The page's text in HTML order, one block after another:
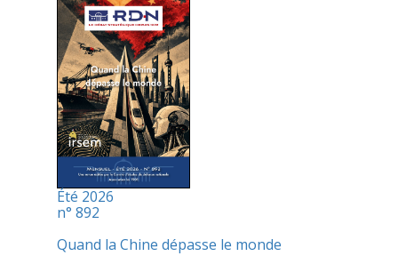
Été 2026
n° 892
Quand la Chine dépasse le monde